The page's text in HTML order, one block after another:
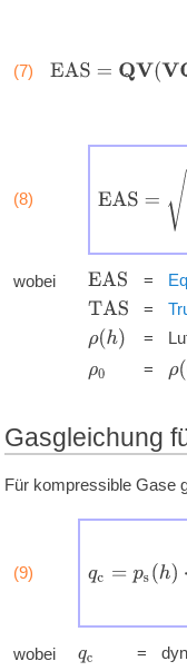
(7)
(8)
(
wobei EAS =
TAS =
ρ(h) =
ρ0 = ρ(
Gasgleichung
Für kompressible Gase
(9)
wobei qc =